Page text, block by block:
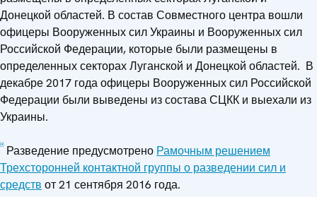
Донецкой областей. В состав Совместного центра вошли
офицеры Вооруженных сил Украины и Вооруженных сил
Российской Федерации, которые были размещены в
определенных секторах Луганской и Донецкой областей. В
декабре 2017 года офицеры Вооруженных сил Российской
Федерации были выведены из состава СЦКК и выехали из
Украины.
[4]Разведение предусмотрено Рамочным решением
Трехсторонней контактной группы о разведении сил и
средств от 21 сентября 2016 года.